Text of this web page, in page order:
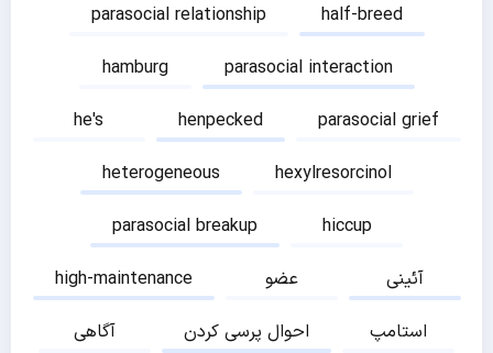
parasocial relationship
half-breed
hamburg
parasocial interaction
he's
henpecked
parasocial grief
heterogeneous
hexylresorcinol
parasocial breakup
hiccup
high-maintenance
عضو
آئینی
آگاهی
احوال پرسی کردن
استامپ